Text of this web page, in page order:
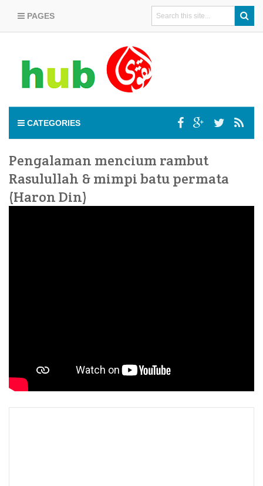
PAGES
CATEGORIES
Pengalaman mencium rambut
Rasulullah & mimpi batu permata
(Haron Din)